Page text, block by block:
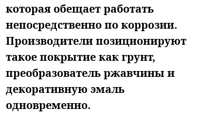
которая обещает работать
непосредственно по коррозии.
Производители позиционируют
такое покрытие как грунт,
преобразователь ржавчины и
декоративную эмаль
одновременно.